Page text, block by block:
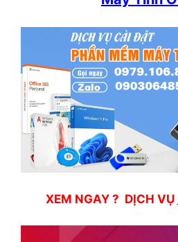
XEM NGAY ? DỊCH VỤ